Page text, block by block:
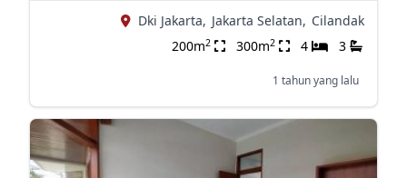
Dki Jakarta, Jakarta Selatan, Cilandak
200m2 300m2 4 3
1 tahun yang lalu